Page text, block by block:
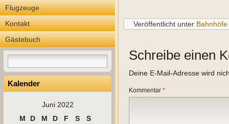
Flugzeuge
Kontakt
Gästebuch
Kalender
Juni 2022
M
D M D F S
S
Veröffentlicht unter Bahnhöfe
Schreibe einen
Deine E-Mail-Adresse wird
Kommentar *